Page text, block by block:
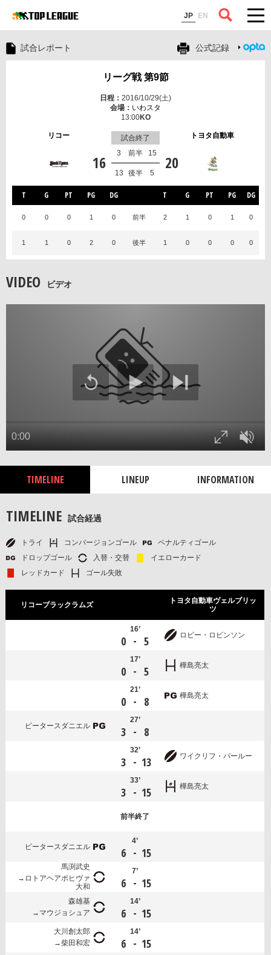
JP EN
コラム
試合レポート 公式記録
リーグ戦 第9節
2016/10/29(土)
いわスタ
13:00
リコー トヨタ自動車
試合終了
16 20
前半
3 15
後半
13 5
T G PT PG DG T G PT PG DG
0 0 0 1 0 前半 2 1 0 1 0
1 1 0 2 0 後半 1 0 0 0 0
VIDEO ビデオ
TIMELINE LINEUP INFORMATION
TIMELINE 試合経過
トライ コンバージョンゴール
ペナルティゴール
ドロップゴール
入替・交替
イエローカード
レッドカード
ゴール失敗
リコーブラックラムズ
トヨタ自動車ヴェルブリッ
ツ
16’
0 - 5 ロビー・ロビンソン
17’
0 - 5 樺島亮太
21’
0 - 8 樺島亮太
ピータースダニエル
27’
3 - 8
32’
3 - 13 ワイクリフ・パールー
33’
3 - 15 樺島亮太
前半終了
ピータースダニエル
4’
6 - 15
馬渕武史
ロトアヘアポヒヴァ
大和
7’
6 - 15
森雄基
マウジョシュア
14’
6 - 15
大川創太郎
柴田和宏
14’
6 - 15